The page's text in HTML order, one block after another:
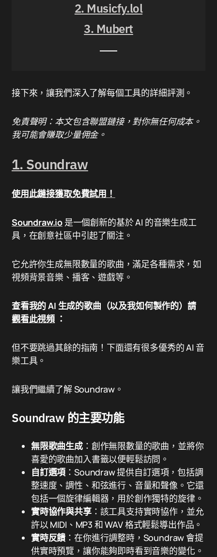
2. Musicfy.lol
3. Mubert
接下來，讓我們深入了解每個工具的詳細評測。
免責聲明：本文包含聯盟鏈接，對你無任何成本。
我可能會賺取少量佣金。
1. Soundraw
使用此鏈接獲取免費試用！
Soundraw.io 是一個創新的基於 AI 的音樂生成工
具，在創意社區中引起了關注。
它允許你生成無限數量的歌曲，滿足各種需求，如
視頻背景音樂、播客、遊戲等。
查看我的 AI 生成的歌曲（以及我如何製作的）請
觀看此視頻 ：
但不要跳過其餘的指南！下面還有很多優秀的 AI 音
樂工具。
讓我們繼續了解 Soundraw。
Soundraw 的主要功能
無限歌曲生成：創作無限數量的歌曲，並將你
喜愛的歌曲加入書籤以便輕鬆訪問。
自訂選項 ：Soundraw 提供自訂選項，包括調
整速度、調性、和弦進行、音量和聲像。它還
包括一個旋律編輯器，用於創作獨特的旋律。
實時協作與共享：該工具支持實時協作，並允
許以 MIDI、MP3 和 WAV 格式輕鬆導出作品。
實時反饋 ：在你進行調整時，Soundraw 會提
供實時預覽，讓你能夠即時看到音樂的變化。